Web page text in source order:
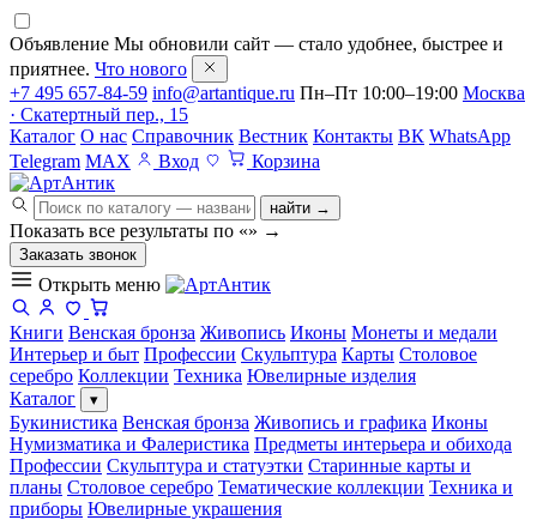
Объявление Мы обновили сайт — стало удобнее, быстрее и
приятнее. Что нового
+7 495 657-84-59 info@artantique.ru Пн–Пт 10:00–19:00 Москва
· Скатертный пер., 15
Каталог О нас Справочник Вестник Контакты ВК WhatsApp
Telegram MAX Вход Корзина
найти →
Показать все результаты по «» →
Заказать звонок
Открыть меню
Книги Венская бронза Живопись Иконы Монеты и медали
Интерьер и быт Профессии Скульптура Карты Столовое
серебро Коллекции Техника Ювелирные изделия
Каталог
▾
Букинистика Венская бронза Живопись и графика Иконы
Нумизматика и Фалеристика Предметы интерьера и обихода
Профессии Скульптура и статуэтки Старинные карты и
планы Столовое серебро Тематические коллекции Техника и
приборы Ювелирные украшения